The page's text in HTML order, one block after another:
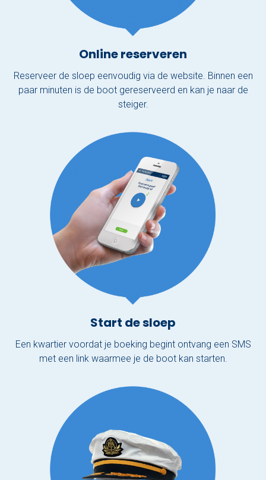
Online reserveren
Reserveer de sloep eenvoudig via de website. Binnen een
paar minuten is de boot gereserveerd en kan je naar de
steiger.
Start de sloep
Een kwartier voordat je boeking begint ontvang een SMS
met een link waarmee je de boot kan starten.